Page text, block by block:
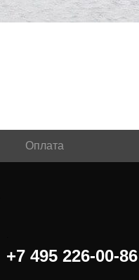
Оплата
+7 495 226-00-86